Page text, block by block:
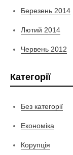
Березень 2014
Лютий 2014
Червень 2012
Категорії
Без категорії
Економіка
Корупція